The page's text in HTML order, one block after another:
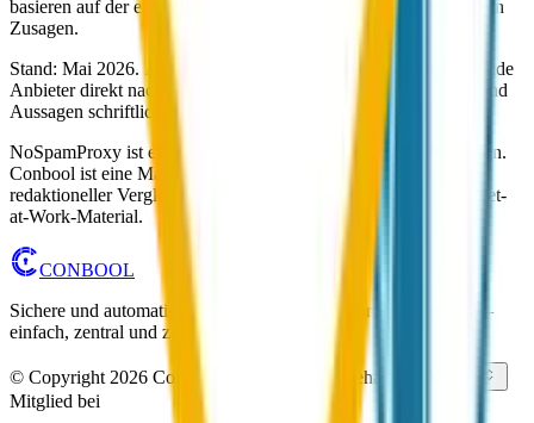
basieren auf der eigenen Produktdokumentation und vertraglichen
Zusagen.
Stand: Mai 2026. Für die finale Entscheidung empfehlen wir, beide
Anbieter direkt nach den für Sie relevanten Punkten zu fragen und
Aussagen schriftlich bestätigen zu lassen.
NoSpamProxy ist eine Marke der Net at Work GmbH, Paderborn.
Conbool ist eine Marke der Conbool GmbH. Diese Seite ist ein
redaktioneller Vergleich, kein offizielles NoSpamProxy- oder Net-
at-Work-Material.
CONBOOL
Sichere und automatisierte E-Mail-Sicherheit für Unternehmen –
einfach, zentral und zuverlässig.
© Copyright 2026 Conbool. Alle Rechte vorbehalten.
Mitglied bei